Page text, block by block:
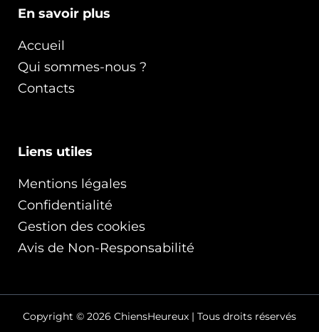
En savoir plus
Accueil
Qui sommes-nous ?
Contacts
Liens utiles
Mentions légales
Confidentialité
Gestion des cookies
Avis de Non-Responsabilité
Copyright © 2026 ChiensHeureux | Tous droits réservés